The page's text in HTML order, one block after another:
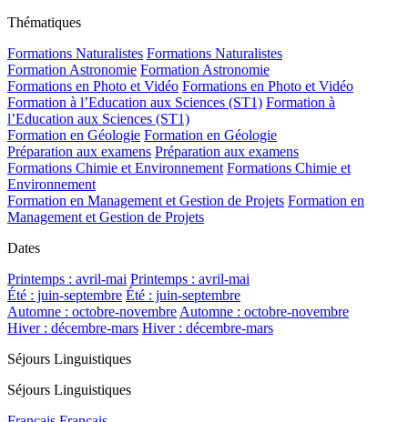
Thématiques
Formations Naturalistes Formations Naturalistes
Formation Astronomie Formation Astronomie
Formations en Photo et Vidéo Formations en Photo et Vidéo
Formation à l’Education aux Sciences (ST1) Formation à
l’Education aux Sciences (ST1)
Formation en Géologie Formation en Géologie
Préparation aux examens Préparation aux examens
Formations Chimie et Environnement Formations Chimie et
Environnement
Formation en Management et Gestion de Projets Formation en
Management et Gestion de Projets
Dates
Printemps : avril-mai Printemps : avril-mai
Été : juin-septembre Été : juin-septembre
Automne : octobre-novembre Automne : octobre-novembre
Hiver : décembre-mars Hiver : décembre-mars
Séjours Linguistiques
Séjours Linguistiques